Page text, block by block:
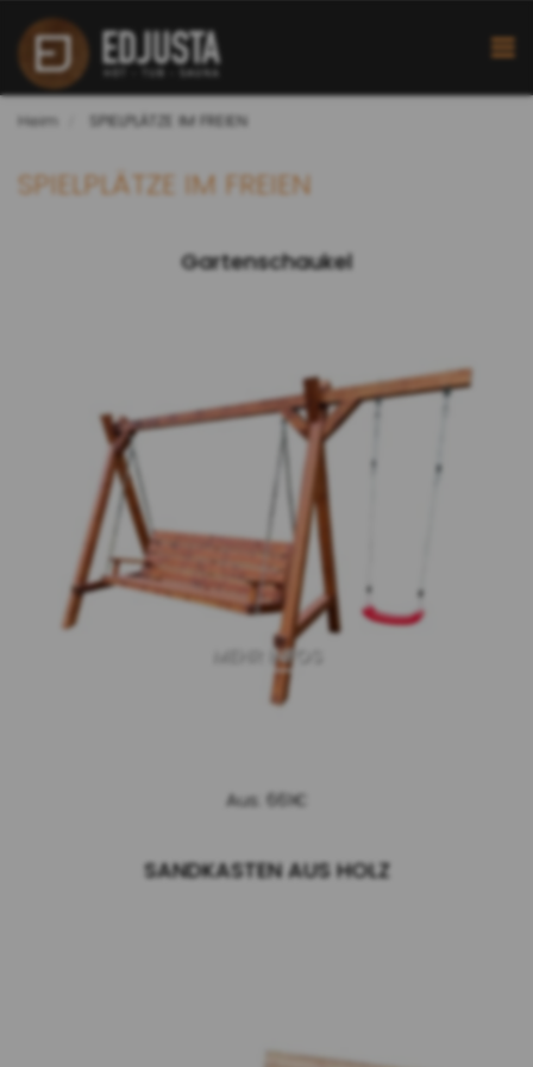
Heim SPIELPLÄTZE IM FREIEN
SPIELPLÄTZE IM FREIEN
Gartenschaukel
Aus: 661€
MEHR INFOS
SANDKASTEN AUS HOLZ